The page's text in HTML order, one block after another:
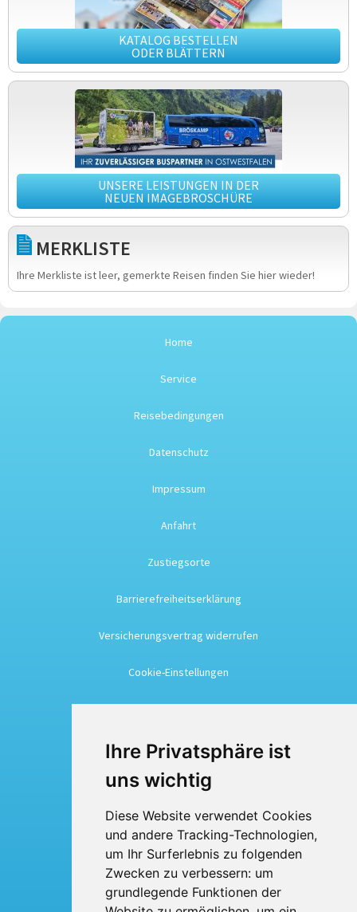
Ihre Privatsphäre ist
uns wichtig
Diese Website verwendet Cookies
und andere Tracking-Technologien,
um Ihr Surferlebnis zu folgenden
Zwecken zu verbessern: um
grundlegende Funktionen der
KATALOG BESTELLEN
ODER BLÄTTERN
UNSERE LEISTUNGEN IN DER
NEUEN IMAGEBROSCHÜRE
MERKLISTE
Ihre Merkliste ist leer, gemerkte Reisen finden Sie hier wieder!
Home
Service
Reisebedingungen
Datenschutz
Impressum
Anfahrt
Zustiegsorte
Barrierefreiheitserklärung
Versicherungsvertrag widerrufen
Cookie-Einstellungen
Busmiete
Über uns
Kontakt